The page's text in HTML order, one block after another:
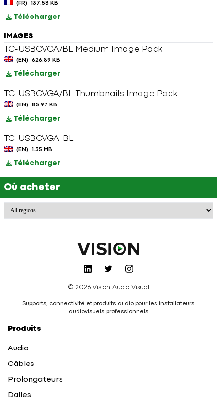
(FR) 137.58 KB
Télécharger
IMAGES
TC-USBCVGA/BL Medium Image Pack
(EN) 626.89 KB
Télécharger
TC-USBCVGA/BL Thumbnails Image Pack
(EN) 85.97 KB
Télécharger
TC-USBCVGA-BL
(EN) 1.35 MB
Télécharger
Où acheter
© 2026 Vision Audio Visual
Supports, connectivité et produits audio pour les installateurs
audiovisuels professionnels
Produits
Audio
Câbles
Prolongateurs
Dalles